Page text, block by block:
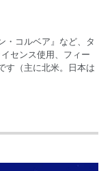
・コルベア』など、タ
センス使用、フィー
す（主に北米。日本は